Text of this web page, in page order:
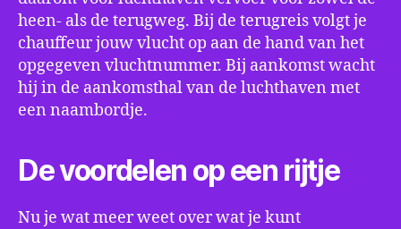
heen- als de terugweg. Bij de terugreis volgt je
chauffeur jouw vlucht op aan de hand van het
opgegeven vluchtnummer. Bij aankomst wacht
hij in de aankomsthal van de luchthaven met
een naambordje.
De voordelen op een rijtje
Nu je wat meer weet over wat je kunt